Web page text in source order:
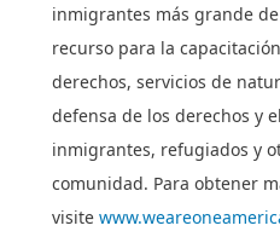
inmigrantes más grande
recurso para la
derechos, servicios de
defensa de los derechos y
inmigrantes, refugiados y
comunidad. Para obtener
visite